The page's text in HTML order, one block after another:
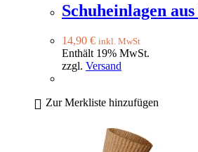
Schuheinlagen
14,90 € inkl. MwSt
Enthält 19% MwSt.
zzgl. Versand
Zur Merkliste hinzufügen